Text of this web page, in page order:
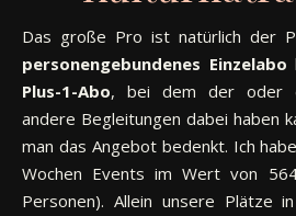
Das große Pro ist natürlich der
personengebundenes Einzelabo
Plus-1-Abo, bei dem der oder
andere Begleitungen dabei haben
man das Angebot bedenkt. Ich
Wochen Events im Wert von
Personen). Allein unsere Plätze